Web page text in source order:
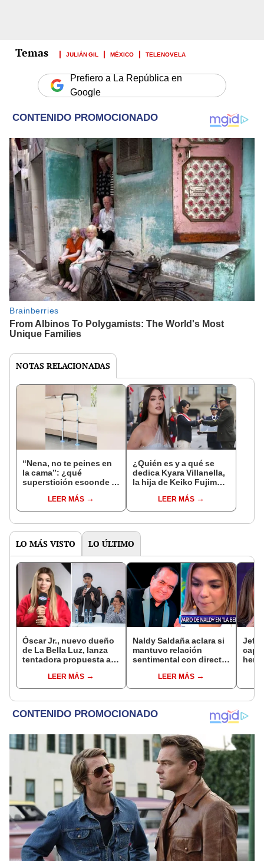
JULIÁN GIL MÉXICO TELENOVELA
Prefiero a La República en
Google
NOTAS RELACIONADAS
“Nena, no te peines en
la cama”: ¿qué
superstición esconde la
Enanitos Verdes?
LEER MÁS
¿Quién es y a qué se
dedica Kyara Villanella,
la hija de Keiko Fujimori
nivel nacional?
LEER MÁS
LO MÁS VISTO LO ÚLTIMO
Óscar Jr., nuevo dueño
de La Bella Luz, lanza
tentadora propuesta a
denuncia por
tocamientos: “Va a
LEER MÁS
Naldy Saldaña aclara si
mantuvo relación
sentimental con director
denunciarlo por
tocamientos: “Me
LEER MÁS